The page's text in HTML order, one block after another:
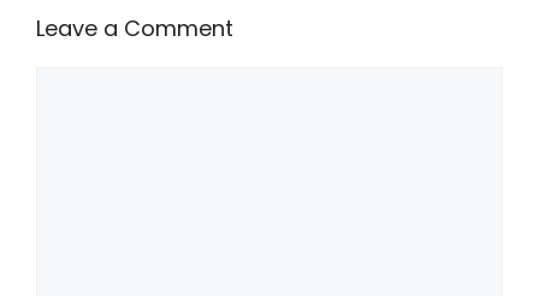
Leave a Comment